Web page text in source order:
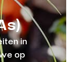
in
op